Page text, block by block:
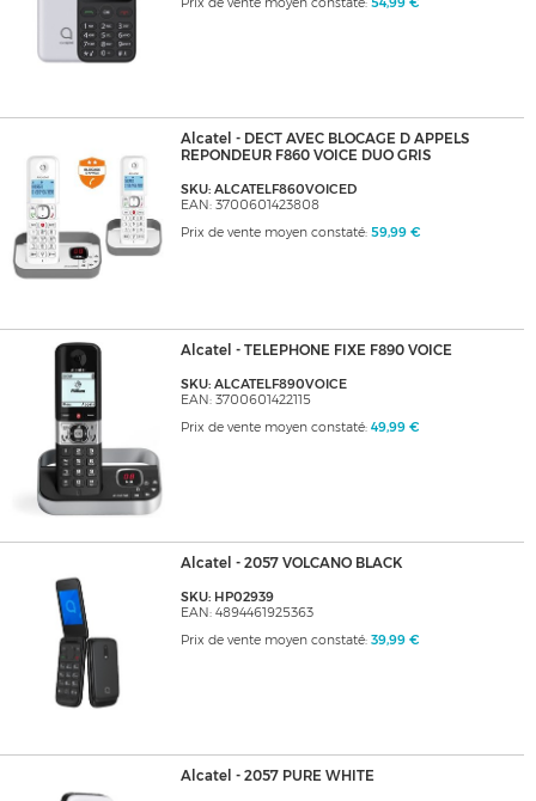
Prix de vente moyen constaté: 54,99 €
Alcatel - DECT AVEC BLOCAGE D APPELS
REPONDEUR F860 VOICE DUO GRIS
SKU: ALCATELF860VOICED
EAN: 3700601423808
Prix de vente moyen constaté: 59,99 €
Alcatel - TELEPHONE FIXE F890 VOICE
SKU: ALCATELF890VOICE
EAN: 3700601422115
Prix de vente moyen constaté: 49,99 €
Alcatel - 2057 VOLCANO BLACK
SKU: HP02939
EAN: 4894461925363
Prix de vente moyen constaté: 39,99 €
Alcatel - 2057 PURE WHITE